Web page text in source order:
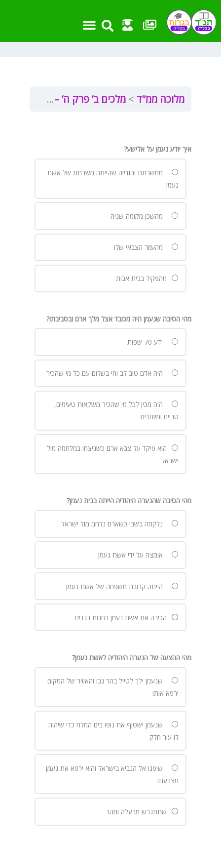
לתוכן
מלוכה ממ”ד מלכים ב’ פרק ה’ – סיפורי אלישע
איך יודע נעמן על אלישע?
ממשרתת יהודייה שהייתה משרתת של אשת
נעמן
מהשכן מקומה שניה
מהעוזר הצבאי שלו
מהפקיד בבית אבות
מהי הסיבה שנעמן היה מכובד אצל מלך ארם ובסביבתו?
ידע 70 שפות
היה אדם טוב לב וחי בשלום עם כל מי שהכיר
היה מכין לכל מי שהכיר משקאות טעימים,
טריים ומיוחדים
הוא פיקד על צבא ארם כשניצחו במלחמה מול
ישראל
מהי הסיבה שהנערה היהודיה הייתה בבית נעמן?
נלקחה בשבי כשארם נלחם מול ישראל
אומצה על ידי אשת נעמן
הייתה קרובת משפחה של אשת נעמן
הכירה את אשת נעמן בחנות בגדים
מהי ההצעה של הנערה היהודיה לאשת נעמן?
שנעמן ילך לטייל בהר נבו והאוויר של המקום
ירפא אותו
שנעמן ישטוף את גופו בים המלח כדי שיהיה
לו עור חלק
שיפנו אל הנביא בישראל והוא ירפא את נעמן
מצרעתו
שתתגרש מבעלה ומהר